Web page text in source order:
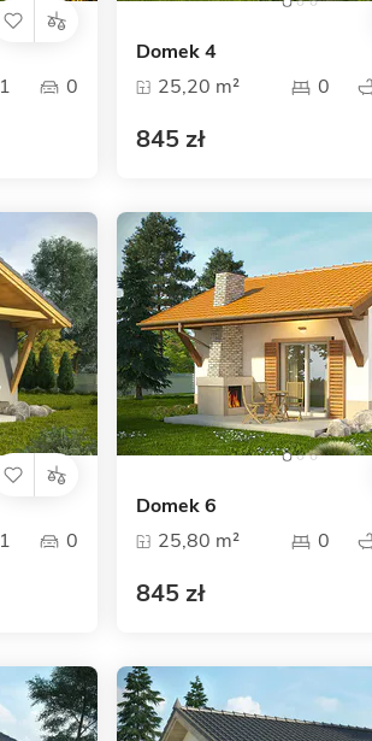
1 0
Domek 4
25,20 m²
0
845 zł
1 0
Domek 6
25,80 m²
0
845 zł